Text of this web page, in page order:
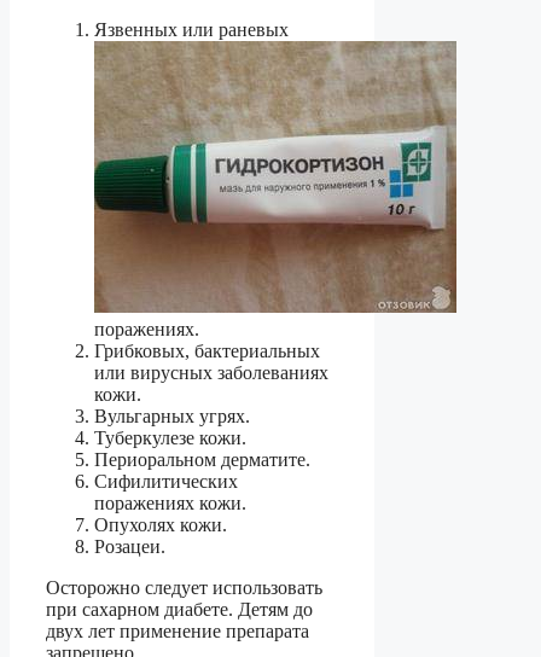
Язвенных или раневых
поражениях.
Грибковых, бактериальных
или вирусных заболеваниях
кожи.
Вульгарных угрях.
Туберкулезе кожи.
Периоральном дерматите.
Сифилитических
поражениях кожи.
Опухолях кожи.
Розацеи.
Осторожно следует использовать
при сахарном диабете. Детям до
двух лет применение препарата
запрещено.